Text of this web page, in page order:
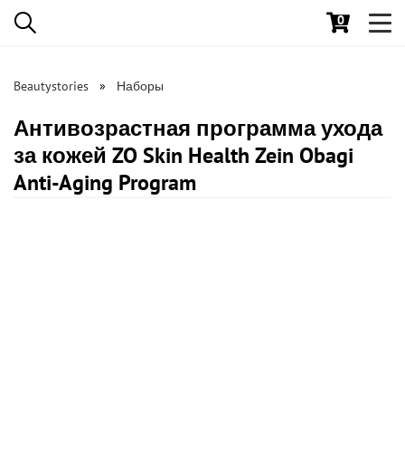
0
Beautystories Наборы
Антивозрастная программа ухода
за кожей ZO Skin Health Zein Obagi
Anti-Aging Program